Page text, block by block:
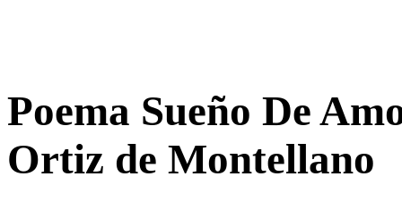
Poema Sueño De
Ortiz de Montellano